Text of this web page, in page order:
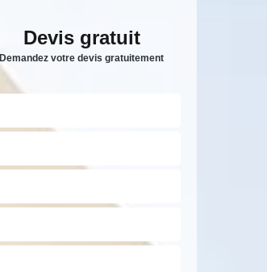
Devis gratuit
Demandez votre devis gratuitement